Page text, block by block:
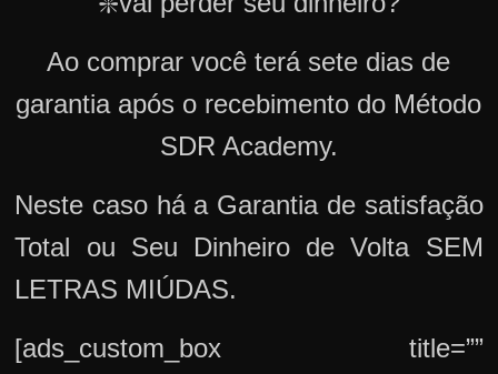
Ao comprar você terá sete dias de
garantia após o recebimento do Método
SDR Academy.
Neste caso há a Garantia de satisfação
Total ou Seu Dinheiro de Volta SEM
LETRAS MIÚDAS.
[ads_custom_box title=””